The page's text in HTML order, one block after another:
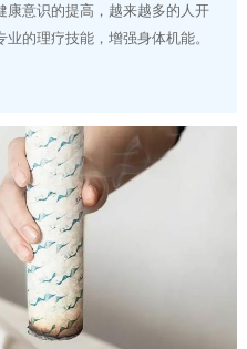
康意识的提高，越来越多的人开
的理疗技能，增强身体机能。